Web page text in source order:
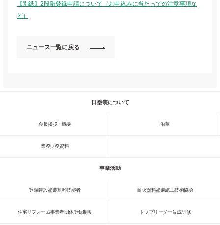
【別紙】2段階登録申請について（お申込みに当たっての注意事項な
ど）
ニュース一覧に戻る
日塗装について
会長挨拶・概要 沿革
業務財務資料
事業活動
登録建設塗装基幹技能者 耐火塗料塗装施工技術協会
住宅リフォーム事業者団体登録制度 トップリーダー育成研修